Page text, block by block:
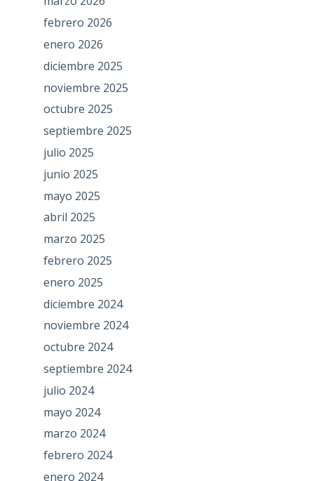
febrero 2026
enero 2026
diciembre 2025
noviembre 2025
octubre 2025
septiembre 2025
julio 2025
junio 2025
mayo 2025
abril 2025
marzo 2025
febrero 2025
enero 2025
diciembre 2024
noviembre 2024
octubre 2024
septiembre 2024
julio 2024
mayo 2024
marzo 2024
febrero 2024
enero 2024